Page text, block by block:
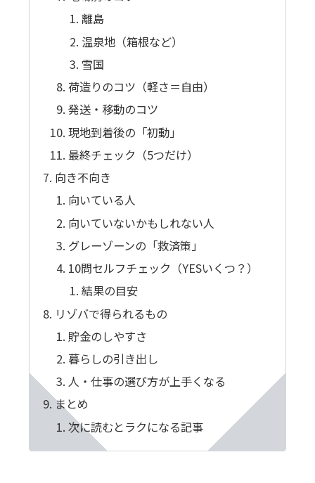
離島
温泉地（箱根など）
雪国
荷造りのコツ（軽さ＝自由）
発送・移動のコツ
現地到着後の「初動」
最終チェック（5つだけ）
向き不向き
向いている人
向いていないかもしれない人
グレーゾーンの「救済策」
10問セルフチェック（YESいくつ？）
結果の目安
リゾバで得られるもの
貯金のしやすさ
暮らしの引き出し
人・仕事の選び方が上手くなる
まとめ
次に読むとラクになる記事